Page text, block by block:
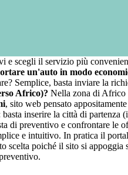
e scegli il servizio più
un'auto in modo
Semplice, basta inviare la
Africo)? Nella zona di Africo
, sito web pensato
inserire la città di
di preventivo e confrontare le
e intuitivo. In pratica il
poiché il sito si